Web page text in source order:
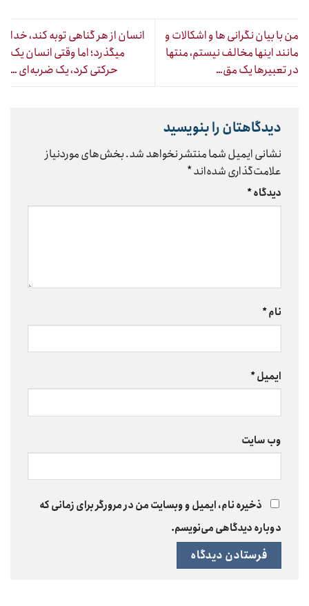
من با بیان نگرانی ها و اشکالات و
مانند اینها مخالف نیستم، منتها
در تعبیرها یک مق…
انسان از هر گناهی توبه کند، خدا
میگذرد؛ اما وقتی انسان یک
حرکتی کرد، یک ضربه‌ای …
دیدگاهتان را بنویسید
نشانی ایمیل شما منتشر نخواهد شد.بخش‌های موردنیاز
علامت‌گذاری شده‌اند*
دیدگاه*
نام*
ایمیل*
وب‌ سایت
ذخیره نام، ایمیل و وبسایت من در مرورگر برای زمانی که
دوباره دیدگاهی می‌نویسم.